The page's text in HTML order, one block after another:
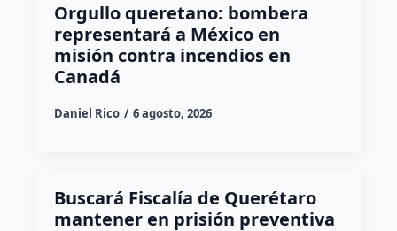
Orgullo queretano: bombera
representará a México en
misión contra incendios en
Canadá
Daniel Rico 6 agosto, 2026
Buscará Fiscalía de Querétaro
mantener en prisión preventiva